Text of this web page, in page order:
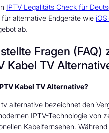
IPTV Legalitäts Check für
für alternative Endgeräte wie
ab.
Fragen (FAQ)
Kabel TV
Kabel TV Alternative?
alternative bezeichnet den
IPTV-Technologie von
Kabelfernsehen.